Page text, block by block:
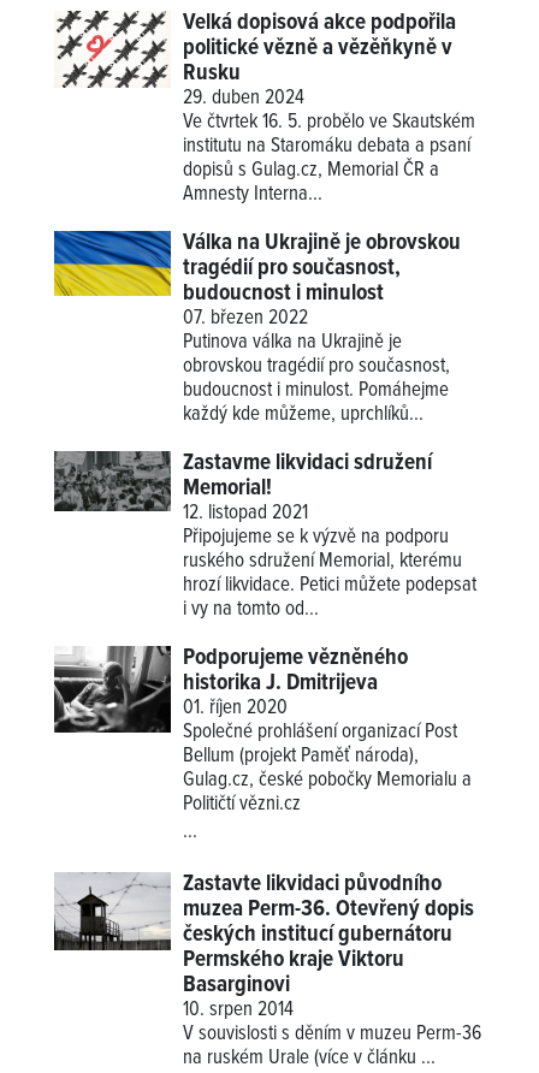
Velká dopisová akce podpořila
politické vězně a vězěňkyně v
Rusku
29. duben 2024
Ve čtvrtek 16. 5. probělo ve Skautském
institutu na Staromáku debata a psaní
dopisů s Gulag.cz, Memorial ČR a
Amnesty Interna...
Válka na Ukrajině je obrovskou
tragédií pro současnost,
budoucnost i minulost
07. březen 2022
Putinova válka na Ukrajině je
obrovskou tragédií pro současnost,
budoucnost i minulost. Pomáhejme
každý kde můžeme, uprchlíků...
Zastavme likvidaci sdružení
Memorial!
12. listopad 2021
Připojujeme se k výzvě na podporu
ruského sdružení Memorial, kterému
hrozí likvidace. Petici můžete podepsat
i vy na tomto od...
Podporujeme vězněného
historika J. Dmitrijeva
01. říjen 2020
Společné prohlášení organizací Post
Bellum (projekt Paměť národa),
Gulag.cz, české pobočky Memorialu a
Političtí vězni.cz
...
Zastavte likvidaci původního
muzea Perm-36. Otevřený dopis
českých institucí gubernátoru
Permského kraje Viktoru
Basarginovi
10. srpen 2014
V souvislosti s děním v muzeu Perm-36
na ruském Urale (více v článku ...